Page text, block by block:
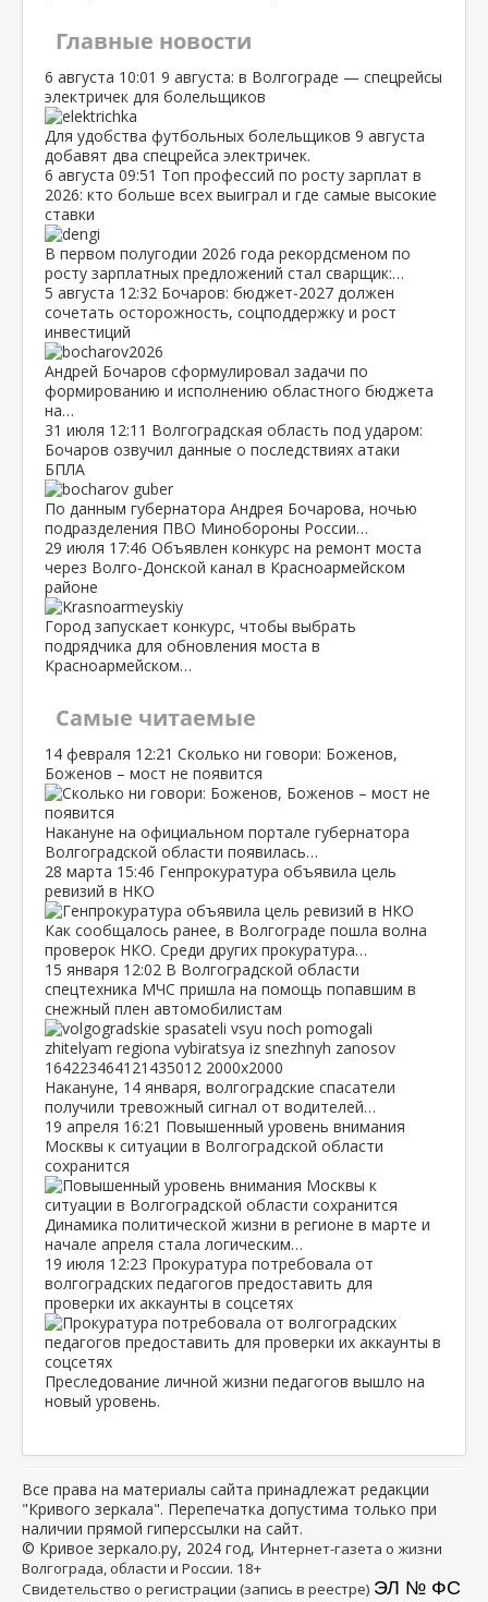
Главные новости
6 августа 10:01 9 августа: в Волгограде — спецрейсы
электричек для болельщиков
Для удобства футбольных болельщиков 9 августа
добавят два спецрейса электричек.
6 августа 09:51 Топ профессий по росту зарплат в
2026: кто больше всех выиграл и где самые высокие
ставки
В первом полугодии 2026 года рекордсменом по
росту зарплатных предложений стал сварщик:…
5 августа 12:32 Бочаров: бюджет‑2027 должен
сочетать осторожность, соцподдержку и рост
инвестиций
Андрей Бочаров сформулировал задачи по
формированию и исполнению областного бюджета
на…
31 июля 12:11 Волгоградская область под ударом:
Бочаров озвучил данные о последствиях атаки
БПЛА
По данным губернатора Андрея Бочарова, ночью
подразделения ПВО Минобороны России…
29 июля 17:46 Объявлен конкурс на ремонт моста
через Волго‑Донской канал в Красноармейском
районе
Город запускает конкурс, чтобы выбрать
подрядчика для обновления моста в
Красноармейском…
Самые читаемые
14 февраля 12:21 Сколько ни говори: Боженов,
Боженов – мост не появится
Накануне на официальном портале губернатора
Волгоградской области появилась…
28 марта 15:46 Генпрокуратура объявила цель
ревизий в НКО
Как сообщалось ранее, в Волгограде пошла волна
проверок НКО. Среди других прокуратура…
15 января 12:02 В Волгоградской области
спецтехника МЧС пришла на помощь попавшим в
снежный плен автомобилистам
Накануне, 14 января, волгоградские спасатели
получили тревожный сигнал от водителей…
19 апреля 16:21 Повышенный уровень внимания
Москвы к ситуации в Волгоградской области
сохранится
Динамика политической жизни в регионе в марте и
начале апреля стала логическим…
19 июля 12:23 Прокуратура потребовала от
волгоградских педагогов предоставить для
проверки их аккаунты в соцсетях
Преследование личной жизни педагогов вышло на
новый уровень.
Все права на материалы сайта принадлежат редакции
"Кривого зеркала". Перепечатка допустима только при
наличии прямой гиперссылки на сайт.
© Кривое зеркало.ру, 2024 год, Интернет-газета о жизни
Волгограда, области и России. 18+
Свидетельство о регистрации (запись в реестре) ЭЛ № ФС